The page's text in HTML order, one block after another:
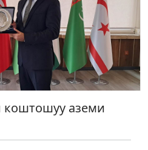
коштошуу аземи